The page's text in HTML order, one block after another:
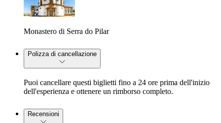
Monastero di Serra do Pilar
Polizza di cancellazione
Puoi cancellare questi biglietti fino a 24 ore prima dell'inizio
dell'esperienza e ottenere un rimborso completo.
Recensioni